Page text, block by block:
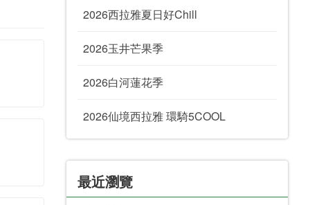
2026西拉雅夏日好Chill
2026玉井芒果季
2026白河蓮花季
2026仙境西拉雅 環騎5COOL
最近瀏覽